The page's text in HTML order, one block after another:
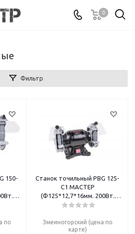
0
Фильтр
150-
по
Станок точильный PBG 125-
C1 МАСТЕР
(Ф125*12,7*16мм. 200Вт.
2950 об.мин.) P.I.T
Змеиногорский (цена по
карте)